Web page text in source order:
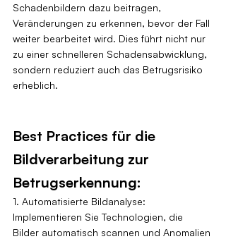
Schadenbildern dazu beitragen,
Veränderungen zu erkennen, bevor der Fall
weiter bearbeitet wird. Dies führt nicht nur
zu einer schnelleren Schadensabwicklung,
sondern reduziert auch das Betrugsrisiko
erheblich.
Best Practices für die
Bildverarbeitung zur
Betrugserkennung:
1. Automatisierte Bildanalyse:
Implementieren Sie Technologien, die
Bilder automatisch scannen und Anomalien